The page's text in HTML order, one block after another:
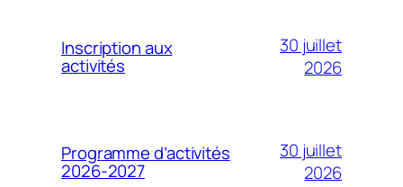
Inscription aux
activités
30 juillet
2026
Programme d’activités
2026-2027
30 juillet
2026